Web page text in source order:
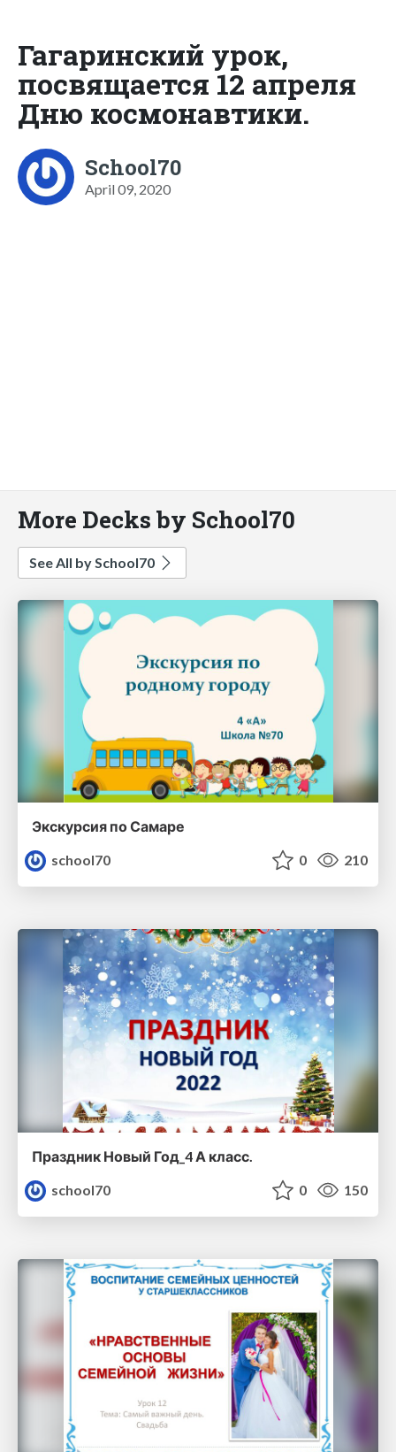
Гагаринский урок,
посвящается 12 апреля
Дню космонавтики.
School70
April 09, 2020
More Decks by School70
See All by School70
Экскурсия по Самаре
school70
0 210
Праздник Новый Год_4 А класс.
school70
0 150